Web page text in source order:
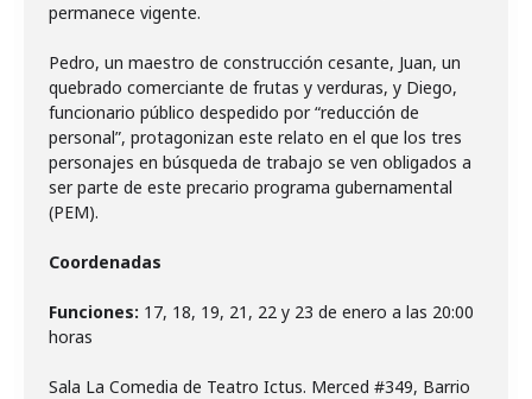
permanece vigente.
Pedro, un maestro de construcción cesante, Juan, un
quebrado comerciante de frutas y verduras, y Diego,
funcionario público despedido por “reducción de
personal”, protagonizan este relato en el que los tres
personajes en búsqueda de trabajo se ven obligados a
ser parte de este precario programa gubernamental
(PEM).
Coordenadas
Funciones: 17, 18, 19, 21, 22 y 23 de enero a las 20:00
horas
Sala La Comedia de Teatro Ictus. Merced #349, Barrio